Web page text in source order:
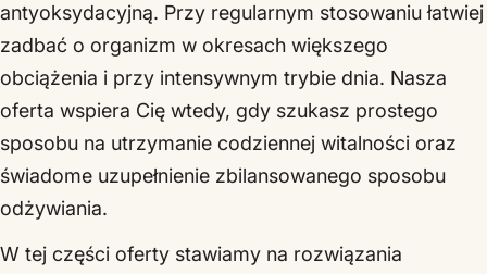
antyoksydacyjną. Przy regularnym stosowaniu łatwiej
zadbać o organizm w okresach większego
obciążenia i przy intensywnym trybie dnia. Nasza
oferta wspiera Cię wtedy, gdy szukasz prostego
sposobu na utrzymanie codziennej witalności oraz
świadome uzupełnienie zbilansowanego sposobu
odżywiania.
W tej części oferty stawiamy na rozwiązania